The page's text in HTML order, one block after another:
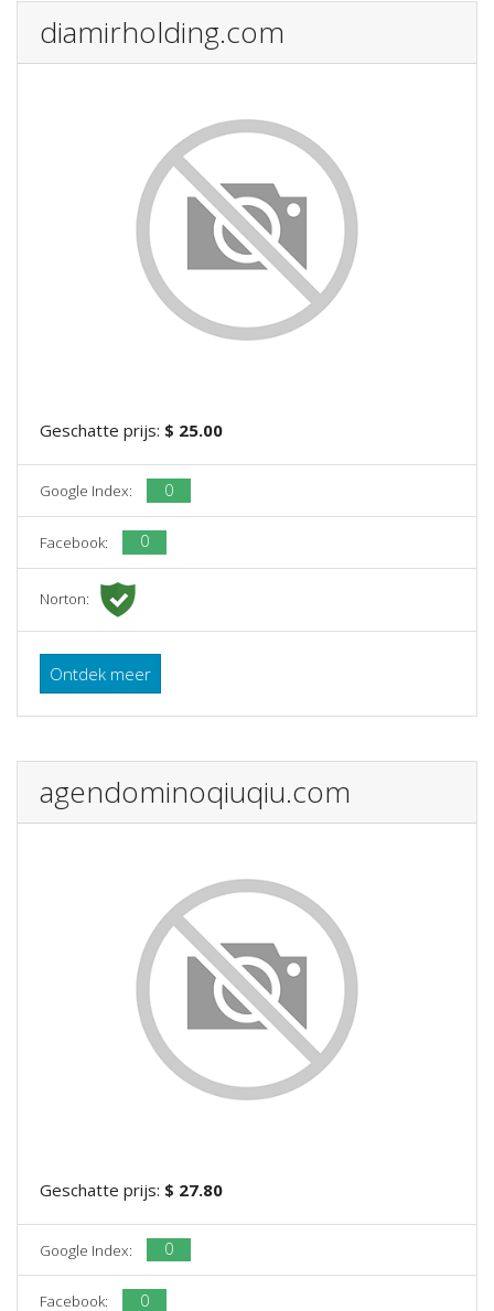
diamirholding.com
Geschatte prijs: $ 25.00
Google Index: 0
Facebook: 0
Norton:
Ontdek meer
agendominoqiuqiu.com
Geschatte prijs: $ 27.80
Google Index: 0
Facebook: 0